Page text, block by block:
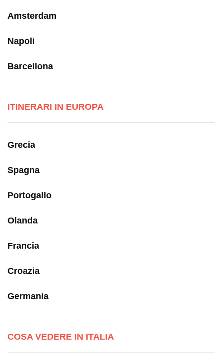
Amsterdam
Napoli
Barcellona
ITINERARI IN EUROPA
Grecia
Spagna
Portogallo
Olanda
Francia
Croazia
Germania
COSA VEDERE IN ITALIA